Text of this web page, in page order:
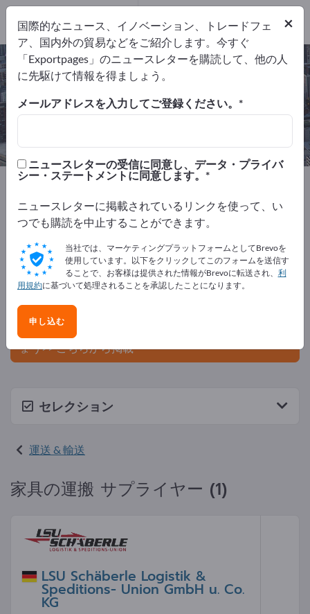
家具の運搬 – メーカーとサプライヤ
ーを検索
イダ1
Exportpages サービス業 運送 & 輸送
Exportpagesで無料で広告を掲載！
ニーズ – オファー – 中古品 – ビジネスコンタクト >> こ
こから始める
Exportpagesで貴社と製品を掲載し
ましょう。
今すぐサプライヤーとして登録し、認知度を高めまし
ょう>> こちらから掲載
セレクション
運送 & 輸送
家具の運搬 サプライヤー (1)
LSU Schäberle Logistik &
Speditions- Union GmbH u. Co.
KG
×
国際的なニュース、イノベーション、トレードフェ
ア、国内外の貿易などをご紹介します。今すぐ
「Exportpages」のニュースレターを購読して、他の人
に先駆けて情報を得ましょう。
メールアドレスを入力してご登録ください。
ニュースレターの受信に同意し、データ・プライバ
シー・ステートメントに同意します。
ニュースレターに掲載されているリンクを使って、い
つでも購読を中止することができます。
当社では、マーケティングプラットフォームとしてBrevoを
使用しています。以下をクリックしてこのフォームを送信す
ることで、お客様は提供された情報がBrevoに転送され、 利
用規約に基づいて処理されることを承認したことになります。
申し込む